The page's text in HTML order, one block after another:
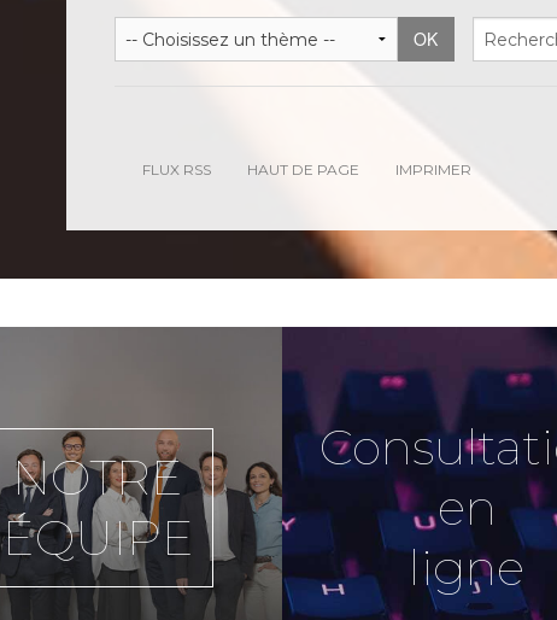
FLUX RSS HAUT DE PAGE IMPRIMER
NOTRE
ÉQUIPE
en
ligne